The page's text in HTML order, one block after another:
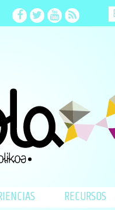
Facebook
TwitterYoutube
RSS
RECURSOS